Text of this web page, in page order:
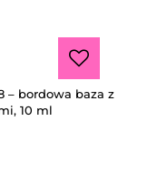
– bordowa baza z
10 ml